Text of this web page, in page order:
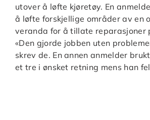
utover å løfte kjøretøy. En
å løfte forskjellige områder av en
veranda for å tillate reparasjoner
«Den gjorde jobben uten
skrev de. En annen anmelder
et tre i ønsket retning mens han